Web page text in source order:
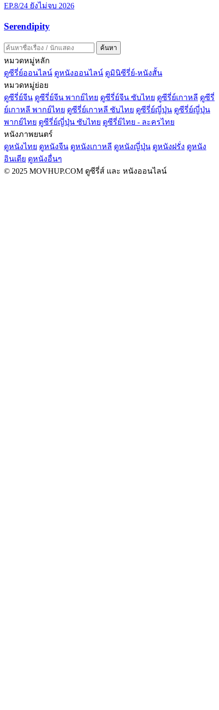
EP.8/24 ยังไม่จบ 2026
Serendipity
ค้นหา
หมวดหมู่หลัก
ดูซีรี่ย์ออนไลน์ ดูหนังออนไลน์ ดูมินิซีรี่ย์-หนังสั้น
หมวดหมู่ย่อย
ดูซีรี่ย์จีน ดูซีรี่ย์จีน พากย์ไทย ดูซีรี่ย์จีน ซับไทย ดูซีรี่ย์เกาหลี ดูซีรี่
ย์เกาหลี พากย์ไทย ดูซีรี่ย์เกาหลี ซับไทย ดูซีรี่ย์ญี่ปุ่น ดูซีรี่ย์ญี่ปุ่น
พากย์ไทย ดูซีรี่ย์ญี่ปุ่น ซับไทย ดูซีรี่ย์ไทย - ละครไทย
หนังภาพยนตร์
ดูหนังไทย ดูหนังจีน ดูหนังเกาหลี ดูหนังญี่ปุ่น ดูหนังฝรั่ง ดูหนัง
อินเดีย ดูหนังอื่นๆ
© 2025 MOVHUP.COM ดูซีรี่ส์ และ หนังออนไลน์